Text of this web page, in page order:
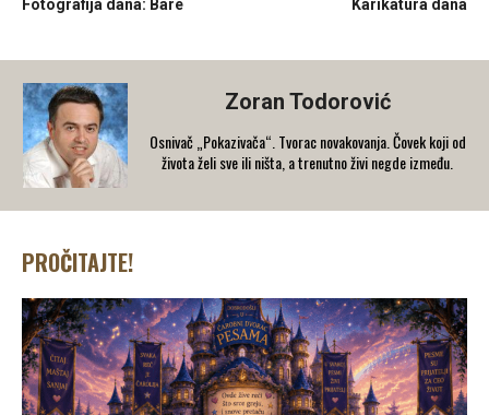
Fotografija dana: Bare Karikatura dana
Zoran Todorović
Osnivač „Pokazivača“. Tvorac novakovanja. Čovek koji od
života želi sve ili ništa, a trenutno živi negde između.
PROČITAJTE!